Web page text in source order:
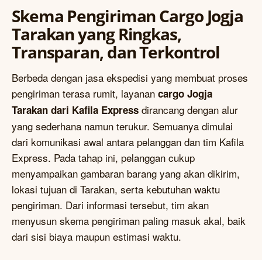
Skema Pengiriman Cargo Jogja
Tarakan yang Ringkas,
Transparan, dan Terkontrol
Berbeda dengan jasa ekspedisi yang membuat proses
pengiriman terasa rumit, layanan cargo Jogja
Tarakan dari Kafila Express dirancang dengan alur
yang sederhana namun terukur. Semuanya dimulai
dari komunikasi awal antara pelanggan dan tim Kafila
Express. Pada tahap ini, pelanggan cukup
menyampaikan gambaran barang yang akan dikirim,
lokasi tujuan di Tarakan, serta kebutuhan waktu
pengiriman. Dari informasi tersebut, tim akan
menyusun skema pengiriman paling masuk akal, baik
dari sisi biaya maupun estimasi waktu.